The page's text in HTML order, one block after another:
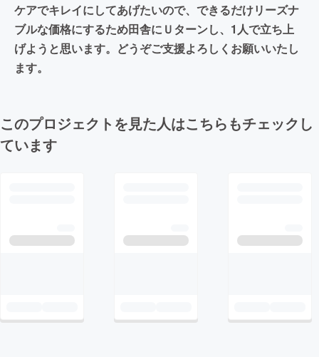
ケアでキレイにしてあげたいので、できるだけリーズナ
ブルな価格にするため田舎にＵターンし、1人で立ち上
げようと思います。どうぞご支援よろしくお願いいたし
ます。
このプロジェクトを見た人はこちらもチェックし
ています